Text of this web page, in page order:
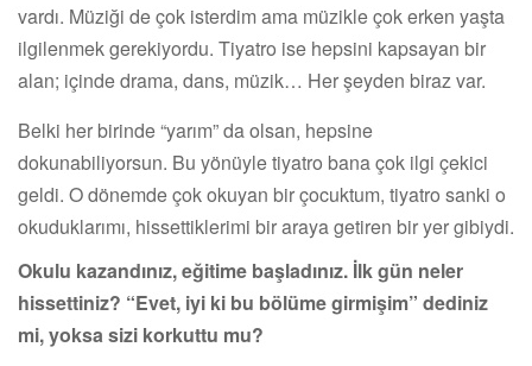
vardı. Müziği de çok isterdim ama müzikle çok erken yaşta
ilgilenmek gerekiyordu. Tiyatro ise hepsini kapsayan bir
alan; içinde drama, dans, müzik… Her şeyden biraz var.
Belki her birinde “yarım” da olsan, hepsine
dokunabiliyorsun. Bu yönüyle tiyatro bana çok ilgi çekici
geldi. O dönemde çok okuyan bir çocuktum, tiyatro sanki o
okuduklarımı, hissettiklerimi bir araya getiren bir yer gibiydi.
Okulu kazandınız, eğitime başladınız. İlk gün neler
hissettiniz? “Evet, iyi ki bu bölüme girmişim” dediniz
mi, yoksa sizi korkuttu mu?